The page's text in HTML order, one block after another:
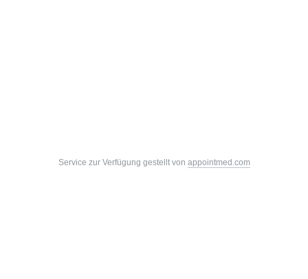
Service zur Verfügung gestellt von appointmed.com